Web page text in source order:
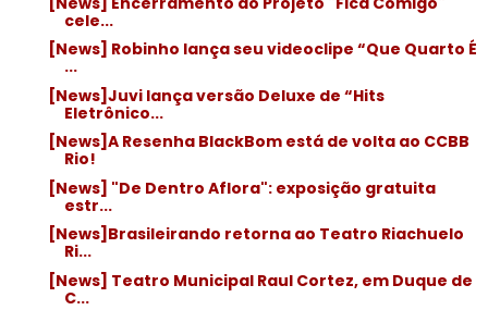
cele...
[News] Robinho lança seu videoclipe “Que Quarto É
...
[News]Juvi lança versão Deluxe de “Hits
Eletrônico...
[News]A Resenha BlackBom está de volta ao CCBB
Rio!
[News] "De Dentro Aflora": exposição gratuita
estr...
[News]Brasileirando retorna ao Teatro Riachuelo
Ri...
[News] Teatro Municipal Raul Cortez, em Duque de
C...